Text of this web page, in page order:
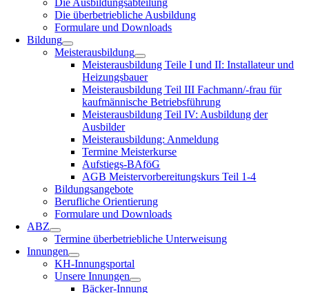
Die Ausbildungsabteilung
Die überbetriebliche Ausbildung
Formulare und Downloads
Bildung
Meisterausbildung
Meisterausbildung Teile I und II: Installateur und
Heizungsbauer
Meisterausbildung Teil III Fachmann/-frau für
kaufmännische Betriebsführung
Meisterausbildung Teil IV: Ausbildung der
Ausbilder
Meisterausbildung: Anmeldung
Termine Meisterkurse
Aufstiegs-BAföG
AGB Meistervorbereitungskurs Teil 1-4
Bildungsangebote
Berufliche Orientierung
Formulare und Downloads
ABZ
Termine überbetriebliche Unterweisung
Innungen
KH-Innungsportal
Unsere Innungen
Bäcker-Innung